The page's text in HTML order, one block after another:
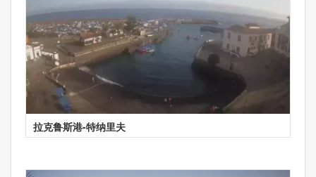
拉克鲁斯港-特纳里夫